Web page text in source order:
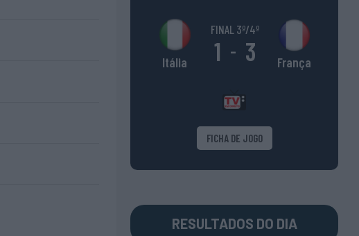
Itália
FINAL 3º/4º
1 - 3 França
FICHA DE JOGO
RESULTADOS DO DIA